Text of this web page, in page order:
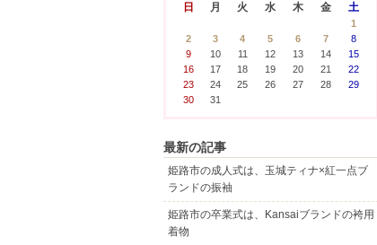
日 月 火 水 木 金 土
1
2
3 4 5 6 7
8
9
10 11 12 13 14
15
16
17 18 19 20 21
22
23
24 25 26 27 28
29
30
31
最新の記事
姫路市の成人式は、玉城ティナ×紅一点ブ
ランドの振袖
姫路市の卒業式は、Kansaiブランドの袴用
着物